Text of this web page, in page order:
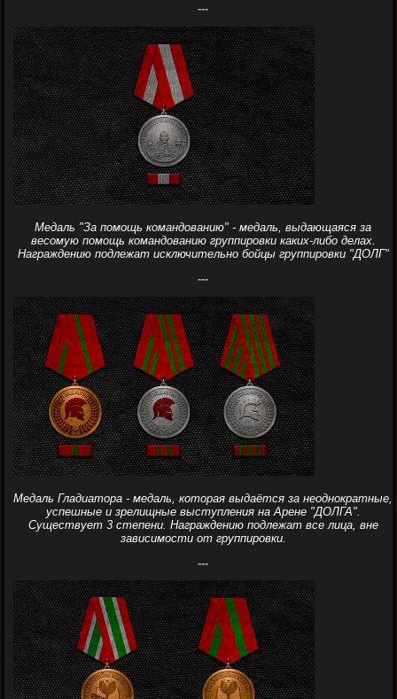
---
Медаль "За помощь командованию" - медаль, выдающаяся за
весомую помощь командованию группировки каких-либо делах.
Награждению подлежат исключительно бойцы группировки "ДОЛГ"
---
Медаль Гладиатора - медаль, которая выдаётся за неоднократные,
успешные и зрелищные выступления на Арене "ДОЛГА".
Существует 3 степени. Награждению подлежат все лица, вне
зависимости от группировки.
---